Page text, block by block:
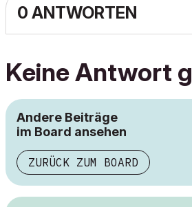
0 ANTWORTEN
Keine Antwort
Andere Beiträge
im Board ansehen
ZURÜCK ZUM BOARD